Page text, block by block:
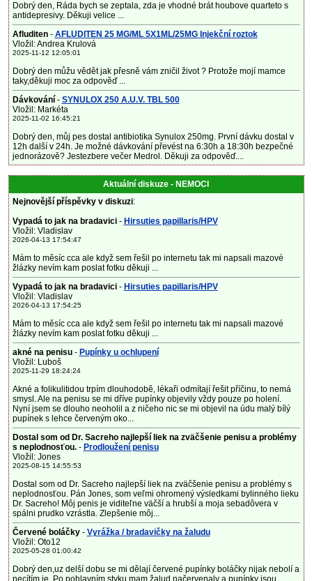
Dobrý den, Ráda bych se zeptala, zda je vhodné brát houbove quarteto s
antidepresivy. Děkuji velice ...
Afluditen- AFLUDITEN 25 MG/ML 5X1ML/25MG Injekční roztok
Vložil: Andrea Krulová
2025-11-12 12:05:01
Dobrý den můžu vědět jak přesně vám zničil život ? Protože mojí mamce
taky,děkuji moc za odpověď ...
Dávkování - SYNULOX 250 A.U.V. TBL 500
Vložil: Markéta
2025-11-02 16:45:21
Dobrý den, můj pes dostal antibiotika Synulox 250mg. První dávku dostal v
12h další v 24h. Je možné dávkování převést na 6:30h a 18:30h bezpečné
jednorázově? Jestezbere večer Medrol. Děkuji za odpověď....
Aktuální diskuze - NEMOCI
Nejnovější příspěvky v diskuzi:
Vypadá to jak na bradavici - Hirsuties papillaris/HPV
Vložil: Vladislav
2026-04-13 17:54:47
Mám to měsíc cca ale když sem řešil po internetu tak mi napsali mazové
žlázky nevím kam poslat fotku děkuji ...
Vypadá to jak na bradavici - Hirsuties papillaris/HPV
Vložil: Vladislav
2026-04-13 17:54:25
Mám to měsíc cca ale když sem řešil po internetu tak mi napsali mazové
žlázky nevím kam poslat fotku děkuji ...
akné na penisu- Pupínky u ochlupení
Vložil: Luboš
2025-11-29 18:24:24
Akné a folikulitidou trpím dlouhodobě, lékaři odmítají řešit příčinu, to nemá
smysl. Ale na penisu se mi dříve pupínky objevily vždy pouze po holení.
Nyní jsem se dlouho neoholil a z ničeho nic se mi objevil na údu malý bílý
pupínek s lehce červeným oko...
Dostal som od Dr. Sacreho najlepší liek na zväčšenie penisu a problémy
s neplodnosťou.- Prodloužení penisu
Vložil: Jones
2025-08-15 14:55:53
Dostal som od Dr. Sacreho najlepší liek na zväčšenie penisu a problémy s
neplodnosťou. Pán Jones, som veľmi ohromený výsledkami bylinného lieku
Dr. Sacreho! Môj penis je viditeľne väčší a hrubší a moja sebadôvera v
spálni prudko vzrástla. Zlepšenie môj...
Červené boláčky - Vyrážka / bradavičky na žaludu
Vložil: Oto12
2025-05-28 01:00:42
Dobrý den,uz delší dobu se mi dělají červené pupínky boláčky nijak nebolí a
necítím je. Po pohlavním styku mam žalud načervenaly a pupínky jsou